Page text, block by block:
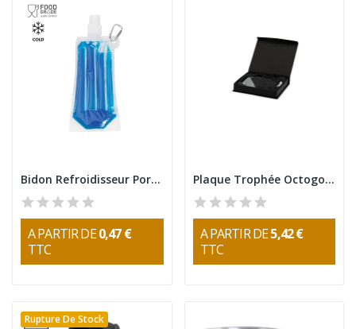
Bidon Refroidisseur Portable 400ml
A PARTIR DE0,47 €
TTC
Plaque Trophée Octogonale en Verre Nelum
A PARTIR DE5,42 €
TTC
Rupture De Stock